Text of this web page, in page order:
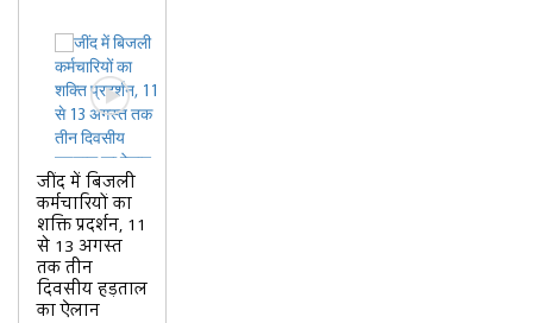
जींद में बिजली
कर्मचारियों का
शक्ति प्रदर्शन, 11
से 13 अगस्त
तक तीन
दिवसीय हड़ताल
का ऐलान